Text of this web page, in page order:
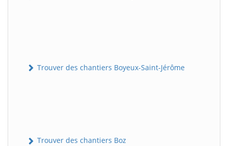
Trouver des chantiers Boyeux-Saint-Jérôme
Trouver des chantiers Boz